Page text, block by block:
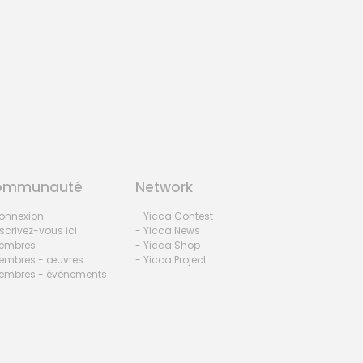
vous ici
- œuvres
- événements
Network
- Yicca Contest
- Yicca News
- Yicca Shop
- Yicca Project